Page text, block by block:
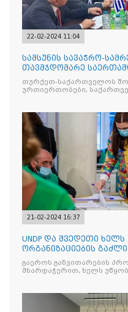
22-02-2024 11:04
სამსუნის სავაჭრო-
თავმჯდომარე
ასოციაციის
თურქეთ-საქართველოს
ურთიერთობები,
21-02-2024 16:37
UNDP და შვედეთი
ორგანიზაციების
პარტიებში
გაეროს განვითარების
მხარდაჭერით, ხელს